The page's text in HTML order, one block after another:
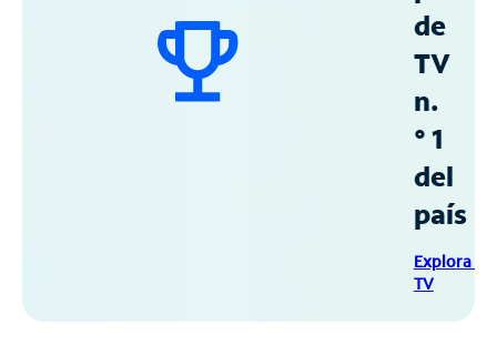
de
TV
n.
° 1
del
país
Explora
TV